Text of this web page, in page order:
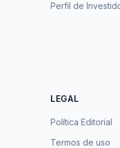
Perfil de
LEGAL
Política Editorial
Termos de uso